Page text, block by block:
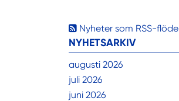
Nyheter som RSS-flöde
NYHETSARKIV
augusti 2026
juli 2026
juni 2026